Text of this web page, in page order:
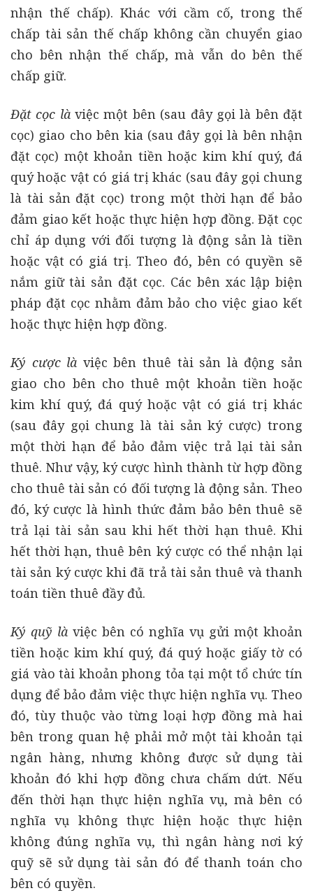
nhận thế chấp). Khác với cầm cố, trong thế
chấp tài sản thế chấp không cần chuyển giao
cho bên nhận thế chấp, mà vẫn do bên thế
chấp giữ.
Đặt cọc làviệc một bên (sau đây gọi là bên đặt
cọc) giao cho bên kia (sau đây gọi là bên nhận
đặt cọc) một khoản tiền hoặc kim khí quý, đá
quý hoặc vật có giá trị khác (sau đây gọi chung
là tài sản đặt cọc) trong một thời hạn để bảo
đảm giao kết hoặc thực hiện hợp đồng. Đặt cọc
chỉ áp dụng với đối tượng là động sản là tiền
hoặc vật có giá trị. Theo đó, bên có quyền sẽ
nắm giữ tài sản đặt cọc. Các bên xác lập biện
pháp đặt cọc nhằm đảm bảo cho việc giao kết
hoặc thực hiện hợp đồng.
Ký cược là việc bên thuê tài sản là động sản
giao cho bên cho thuê một khoản tiền hoặc
kim khí quý, đá quý hoặc vật có giá trị khác
(sau đây gọi chung là tài sản ký cược) trong
một thời hạn để bảo đảm việc trả lại tài sản
thuê. Như vậy, ký cược hình thành từ hợp đồng
cho thuê tài sản có đối tượng là động sản. Theo
đó, ký cược là hình thức đảm bảo bên thuê sẽ
trả lại tài sản sau khi hết thời hạn thuê. Khi
hết thời hạn, thuê bên ký cược có thể nhận lại
tài sản ký cược khi đã trả tài sản thuê và thanh
toán tiền thuê đầy đủ.
Ký quỹ là việc bên có nghĩa vụ gửi một khoản
tiền hoặc kim khí quý, đá quý hoặc giấy tờ có
giá vào tài khoản phong tỏa tại một tổ chức tín
dụng để bảo đảm việc thực hiện nghĩa vụ. Theo
đó, tùy thuộc vào từng loại hợp đồng mà hai
bên trong quan hệ phải mở một tài khoản tại
ngân hàng, nhưng không được sử dụng tài
khoản đó khi hợp đồng chưa chấm dứt. Nếu
đến thời hạn thực hiện nghĩa vụ, mà bên có
nghĩa vụ không thực hiện hoặc thực hiện
không đúng nghĩa vụ, thì ngân hàng nơi ký
quỹ sẽ sử dụng tài sản đó để thanh toán cho
bên có quyền.